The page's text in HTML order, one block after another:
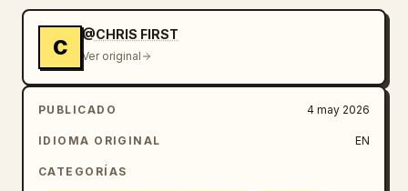
C
@CHRIS FIRST
Ver original
PUBLICADO 4 may 2026
IDIOMA ORIGINAL EN
CATEGORÍAS